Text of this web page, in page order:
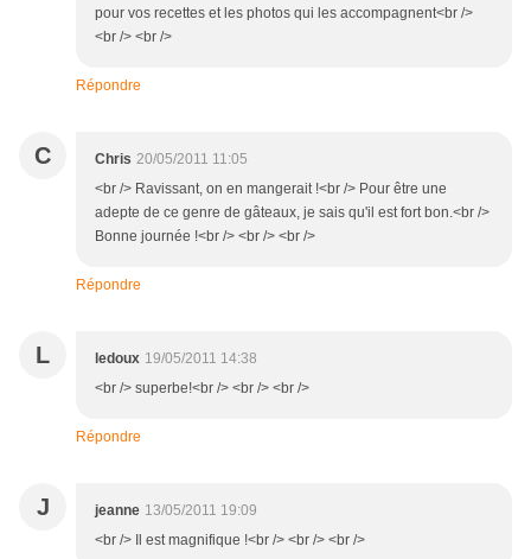
pour vos recettes et les photos qui les accompagnent<br />
<br /> <br />
Répondre
C Chris 20/05/2011 11:05
<br /> Ravissant, on en mangerait !<br /> Pour être une
adepte de ce genre de gâteaux, je sais qu'il est fort bon.<br />
Bonne journée !<br /> <br /> <br />
Répondre
L ledoux 19/05/2011 14:38
<br /> superbe!<br /> <br /> <br />
Répondre
J jeanne 13/05/2011 19:09
<br /> Il est magnifique !<br /> <br /> <br />